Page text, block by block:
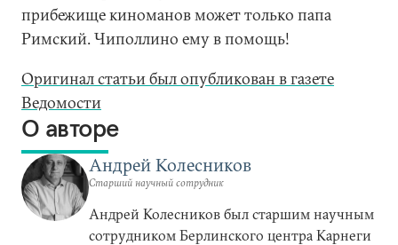
прибежище киноманов может только папа
Римский. Чиполлино ему в помощь!
Оригинал статьи был опубликован в газете
Ведомости
О авторе
Андрей Колесников
Старший научный сотрудник
Андрей Колесников был старшим научным
сотрудником Берлинского центра Карнеги